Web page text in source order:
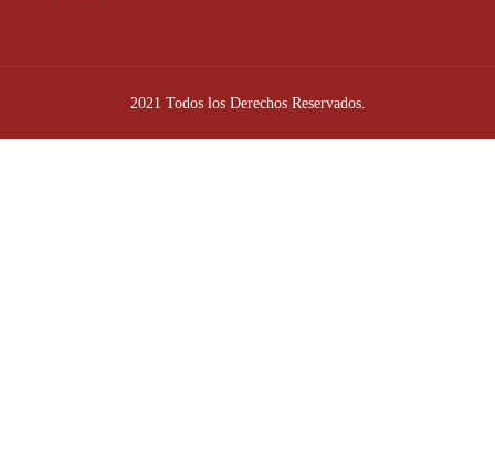
2021 Todos los Derechos Reservados.